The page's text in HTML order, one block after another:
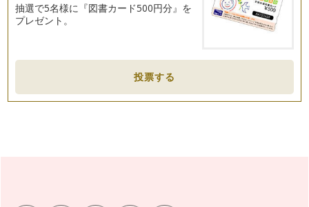
春だ！野菜を育ててみよう♪①～ねらい編～
春が近づいて来ましたね！ こんにちは！ 野菜ソムリエの岩
集団の力（ちから）～野菜ぎらい克服塾の現場から～
みなさん、こんにちは！ 野菜ソムリエの岩本 香です。 も
う3月！ 春は子どもたちにとっ…
したが、まだまだ寒い日が続…
抽選で5名様に『図書カード500円分』を
プレゼント。
投票する